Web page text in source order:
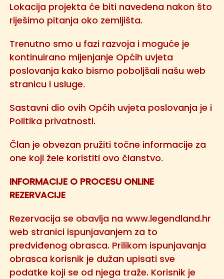
Lokacija projekta će biti navedena nakon što
riješimo pitanja oko zemljišta.
Trenutno smo u fazi razvoja i moguće je
kontinuirano mijenjanje Općih uvjeta
poslovanja kako bismo poboljšali našu web
stranicu i usluge.
Sastavni dio ovih Općih uvjeta poslovanja je i
Politika privatnosti.
Član je obvezan pružiti točne informacije za
one koji žele koristiti ovo članstvo.
INFORMACIJE O PROCESU ONLINE
REZERVACIJE
Rezervacija se obavlja na www.legendland.hr
web stranici ispunjavanjem za to
predviđenog obrasca. Prilikom ispunjavanja
obrasca korisnik je dužan upisati sve
podatke koji se od njega traže. Korisnik je